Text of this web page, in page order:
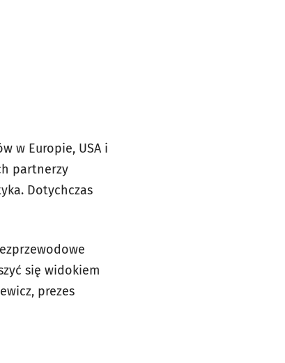
w Europie, USA i
partnerzy
Dotychczas
się widokiem
prezes